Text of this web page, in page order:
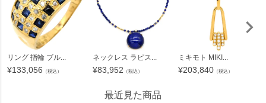
リング 指輪 ブル...
¥133,056 （税込）
ネックレス ラピス...
¥83,952 （税込）
ミキモト MIKI...
¥203,840 （税込）
最近見た商品